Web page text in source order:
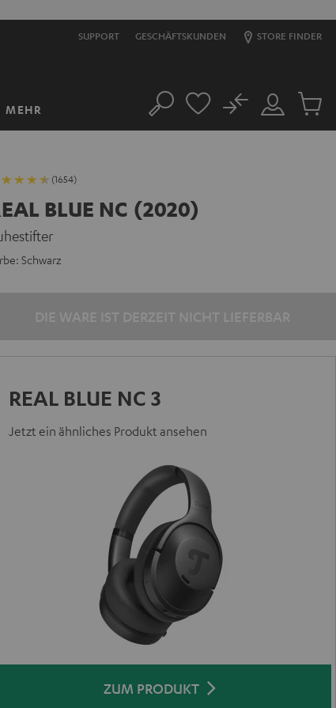
SUPPORT GESCHÄFTSKUNDEN STORE FINDER
MEHR Suche
Mein
Konto
No
Artikel
(1654)
BLUE NC (2020)
Schwarz
REAL BLUE NC 3
Jetzt ein ähnliches Produkt ansehen
ZUM PRODUKT